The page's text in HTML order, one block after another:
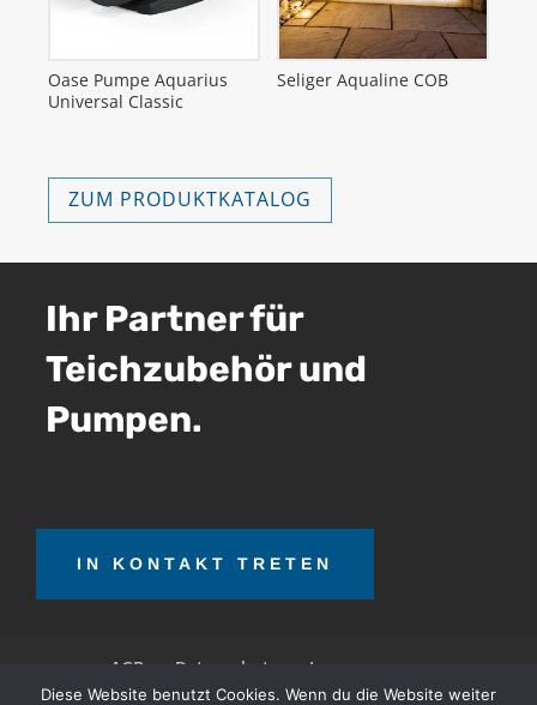
Oase Pumpe Aquarius
Universal Classic
Seliger Aqualine COB
ZUM PRODUKTKATALOG
Ihr Partner für
Teichzubehör und
Pumpen.
IN KONTAKT TRETEN
AGB Datenschutz Impressum
Diese Website benutzt Cookies. Wenn du die Website weiter